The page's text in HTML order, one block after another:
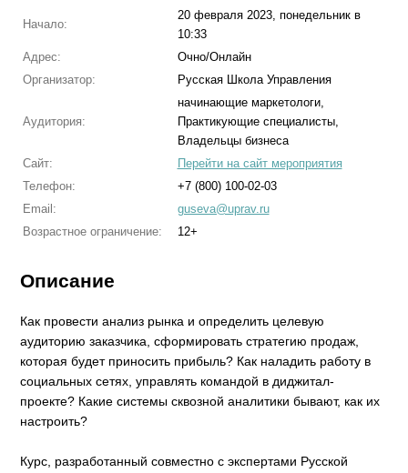
Начало:
20 февраля 2023, понедельник в
10:33
Адрес:
Очно/Онлайн
Организатор:
Русская Школа Управления
Аудитория:
начинающие маркетологи,
Практикующие специалисты,
Владельцы бизнеса
Сайт:
Перейти на сайт мероприятия
Телефон:
+7 (800) 100-02-03
Email:
guseva@uprav.ru
Возрастное ограничение:
12+
Описание
Как провести анализ рынка и определить целевую
аудиторию заказчика, сформировать стратегию продаж,
которая будет приносить прибыль? Как наладить работу в
социальных сетях, управлять командой в диджитал-
проекте? Какие системы сквозной аналитики бывают, как их
настроить?
Курс, разработанный совместно с экспертами Русской